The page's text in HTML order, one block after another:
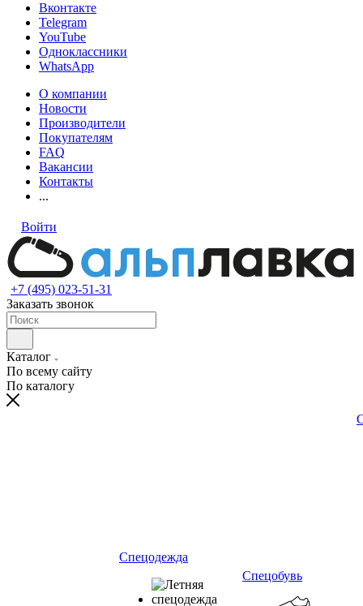
Вконтакте
Telegram
YouTube
Одноклассники
WhatsApp
О компании
Новости
Производители
Покупателям
FAQ
Вакансии
Контакты
...
Войти
+7 (495) 023-51-31
Заказать звонок
Каталог
По всему сайту
По каталогу
Спецодежда
Спецобувь